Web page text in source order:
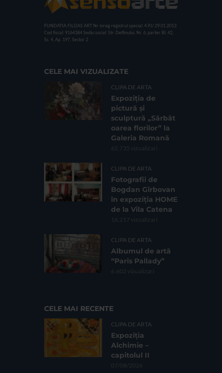
FUNDATIA FILDAS ART Nr inreg registrul special: 4 PJ/ 29.01.2013
Cod fiscal: 9164384 Sediu social: Str. Delfinului, Nr. 6, parter Bl. 42,
Sc. 4, Ap. 197, Sector 2
CELE MAI VIZUALIZATE
CLIPA DE ARTA
Expoziția de
pictură și
sculptură „Sărbăt
oarea florilor” la
Galeria Romană
62.735 vizualizari
CLIPA DE ARTA
Fotografii de
Bogdan Gîrbovan
în expoziția HOME
de la Vila Catena
16.217 vizualizari
CLIPA DE ARTA
Albumul de artă
“Paris Pallady”
6.602 vizualizari
CELE MAI RECENTE
CLIPA DE ARTA
Expoziția
Alchimie –
capitolul II
07/08/2026